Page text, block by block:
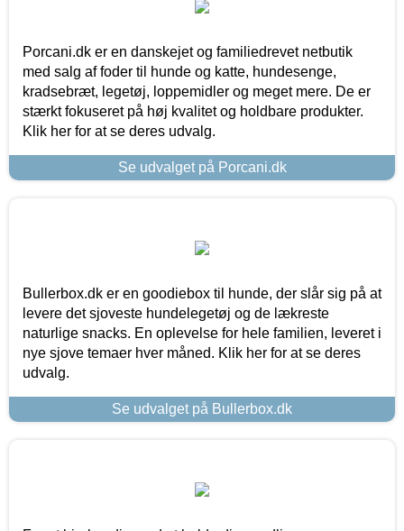
Porcani.dk er en danskejet og familiedrevet netbutik
med salg af foder til hunde og katte, hundesenge,
kradsebræt, legetøj, loppemidler og meget mere. De er
stærkt fokuseret på høj kvalitet og holdbare produkter.
Klik her for at se deres udvalg.
Se udvalget på Porcani.dk
Bullerbox.dk er en goodiebox til hunde, der slår sig på at
levere det sjoveste hundelegetøj og de lækreste
naturlige snacks. En oplevelse for hele familien, leveret i
nye sjove temaer hver måned. Klik her for at se deres
udvalg.
Se udvalget på Bullerbox.dk